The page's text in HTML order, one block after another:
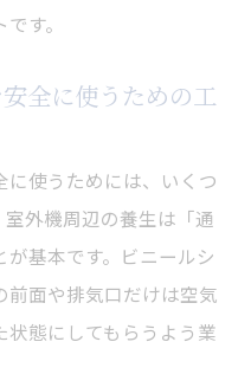
す。
全に使うための工
使うためには、いくつ
外機周辺の養生は「通
基本です。ビニールシ
前面や排気口だけは空気
態にしてもらうよう業